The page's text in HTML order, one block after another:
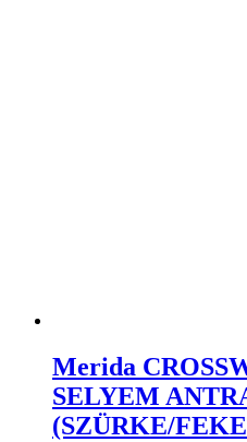
Merida
SELYEM
(SZÜRKE/